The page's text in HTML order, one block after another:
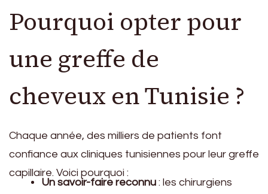
Pourquoi opter pour
une greffe de
cheveux en Tunisie ?
Chaque année, des milliers de patients font
confiance aux cliniques tunisiennes pour leur greffe
capillaire. Voici pourquoi :
Un savoir-faire reconnu : les chirurgiens